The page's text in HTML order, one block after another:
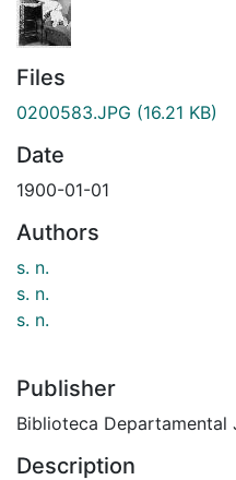
Files
0200583.JPG (16.21 KB)
Date
1900-01-01
Authors
s. n.
s. n.
s. n.
Publisher
Biblioteca Departamental
Description